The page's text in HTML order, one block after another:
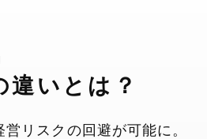
違いとは？
リスクの回避が可能に。